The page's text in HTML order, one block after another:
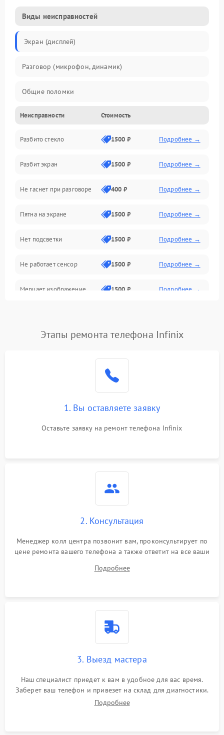
Виды неисправностей
Экран (дисплей)
Разговор (микрофон, динамик)
Общие поломки
Проблемы связи
Камеры
Проблемы с дисплеем и сенсором
Зарядка
Проблемы с питанием, зарядкой и аккумулятором
Проблемы с работой системы, корпусом и другие
Неисправности Стоимость
Разбито стекло 1500 ₽ Подробнее →
Разбит экран 1500 ₽ Подробнее →
Не гаснет при разговоре 400 ₽ Подробнее →
Пятна на экране 1500 ₽ Подробнее →
Нет подсветки 1500 ₽ Подробнее →
Не работает сенсор 1500 ₽ Подробнее →
Мерцает изображение 1500 ₽ Подробнее →
Не работает Face ID 4000 ₽ Подробнее →
Этапы ремонта телефона Infinix
1. Вы оставляете заявку
Оставьте заявку на ремонт телефона Infinix
2. Консультация
Менеджер колл центра позвонит вам, проконсультирует по
цене ремонта вашего телефона а также ответит на все ваши
Подробнее
3. Выезд мастера
Наш специалист приедет к вам в удобное для вас время.
Заберет ваш телефон и привезет на склад для диагностики.
Подробнее